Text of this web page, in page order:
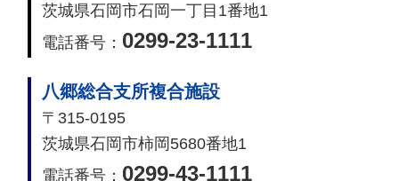
茨城県石岡市石岡一丁目1番地1
電話番号： 0299-23-1111
八郷総合支所複合施設
〒315-0195
茨城県石岡市柿岡5680番地1
電話番号： 0299-43-1111